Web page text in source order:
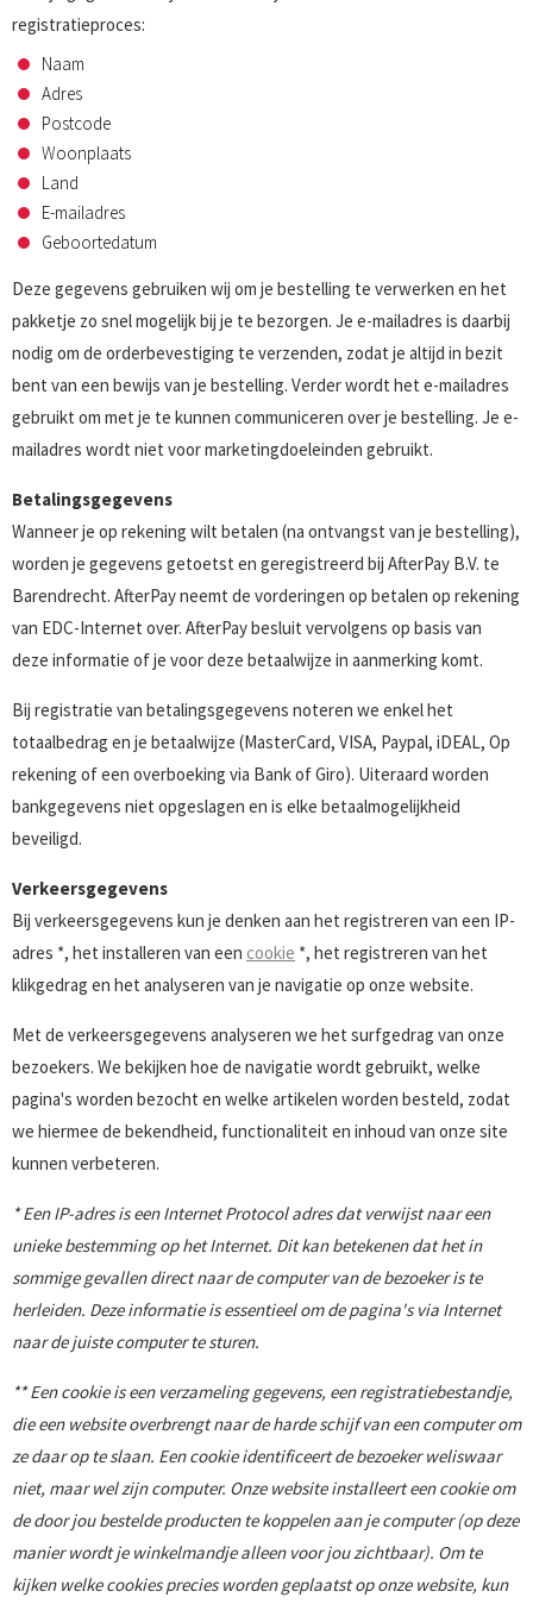
registratieproces:
Naam
Adres
Postcode
Woonplaats
Land
E-mailadres
Geboortedatum
Deze gegevens gebruiken wij om je bestelling te verwerken en het
pakketje zo snel mogelijk bij je te bezorgen. Je e-mailadres is daarbij
nodig om de orderbevestiging te verzenden, zodat je altijd in bezit
bent van een bewijs van je bestelling. Verder wordt het e-mailadres
gebruikt om met je te kunnen communiceren over je bestelling. Je e-
mailadres wordt niet voor marketingdoeleinden gebruikt.
Betalingsgegevens
Wanneer je op rekening wilt betalen (na ontvangst van je bestelling),
worden je gegevens getoetst en geregistreerd bij AfterPay B.V. te
Barendrecht. AfterPay neemt de vorderingen op betalen op rekening
van EDC-Internet over. AfterPay besluit vervolgens op basis van
deze informatie of je voor deze betaalwijze in aanmerking komt.
Bij registratie van betalingsgegevens noteren we enkel het
totaalbedrag en je betaalwijze (MasterCard, VISA, Paypal, iDEAL, Op
rekening of een overboeking via Bank of Giro). Uiteraard worden
bankgegevens niet opgeslagen en is elke betaalmogelijkheid
beveiligd.
Verkeersgegevens
Bij verkeersgegevens kun je denken aan het registreren van een IP-
adres *, het installeren van een cookie *, het registreren van het
klikgedrag en het analyseren van je navigatie op onze website.
Met de verkeersgegevens analyseren we het surfgedrag van onze
bezoekers. We bekijken hoe de navigatie wordt gebruikt, welke
pagina's worden bezocht en welke artikelen worden besteld, zodat
we hiermee de bekendheid, functionaliteit en inhoud van onze site
kunnen verbeteren.
* Een IP-adres is een Internet Protocol adres dat verwijst naar een
unieke bestemming op het Internet. Dit kan betekenen dat het in
sommige gevallen direct naar de computer van de bezoeker is te
herleiden. Deze informatie is essentieel om de pagina's via Internet
naar de juiste computer te sturen.
** Een cookie is een verzameling gegevens, een registratiebestandje,
die een website overbrengt naar de harde schijf van een computer om
ze daar op te slaan. Een cookie identificeert de bezoeker weliswaar
niet, maar wel zijn computer. Onze website installeert een cookie om
de door jou bestelde producten te koppelen aan je computer (op deze
manier wordt je winkelmandje alleen voor jou zichtbaar). Om te
kijken welke cookies precies worden geplaatst op onze website, kun